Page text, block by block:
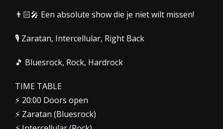
👨🏻‍🎤 Een absolute show die je niet wilt missen!
🎙 Zaratan, Intercellular, Right Back
🎵 Bluesrock, Rock, Hardrock
TIME TABLE
⚡️ 20:00 Doors open
⚡️ Zaratan (Bluesrock)